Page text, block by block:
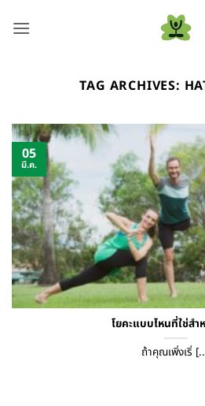
TAG ARCHIVES:
โยคะแบบไหนที่ใช่ส
ถ้าคุณเพิ่งเริ่
05
มี.ค.